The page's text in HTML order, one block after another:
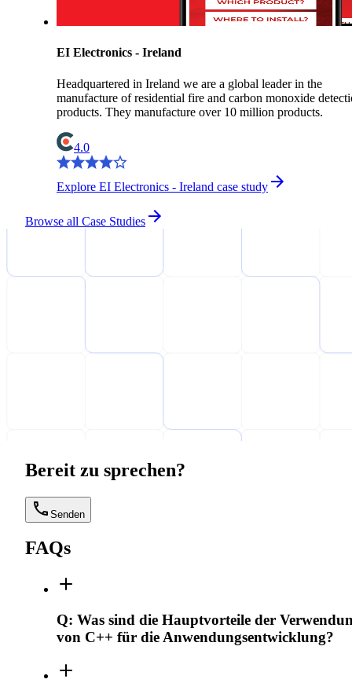
EI Electronics - Ireland
Headquartered in Ireland we are a global leader in the
manufacture of residential fire and carbon monoxide
products. They manufacture over 10 million products.
4.0
Explore EI Electronics - Ireland case study
Browse all Case Studies
Bereit zu sprechen?
Senden
FAQs
Q: Was sind die Hauptvorteile der
von C++ für die Anwendungsentwicklung?